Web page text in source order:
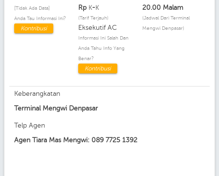
[Tidak Ada Data]
Anda Tau Informasi Ini?
Kontribusi
Rp K- K
(Tarif Terjauh)
Eksekutif AC
Informasi Ini Salah Dan
Anda Tahu Info Yang
Benar?
Kontribusi
20.00 Malam
(Jadwal Dari Terminal
Mengwi Denpasar)
Keberangkatan
Terminal Mengwi Denpasar
Telp Agen
Agen Tiara Mas Mengwi: 089 7725 1392